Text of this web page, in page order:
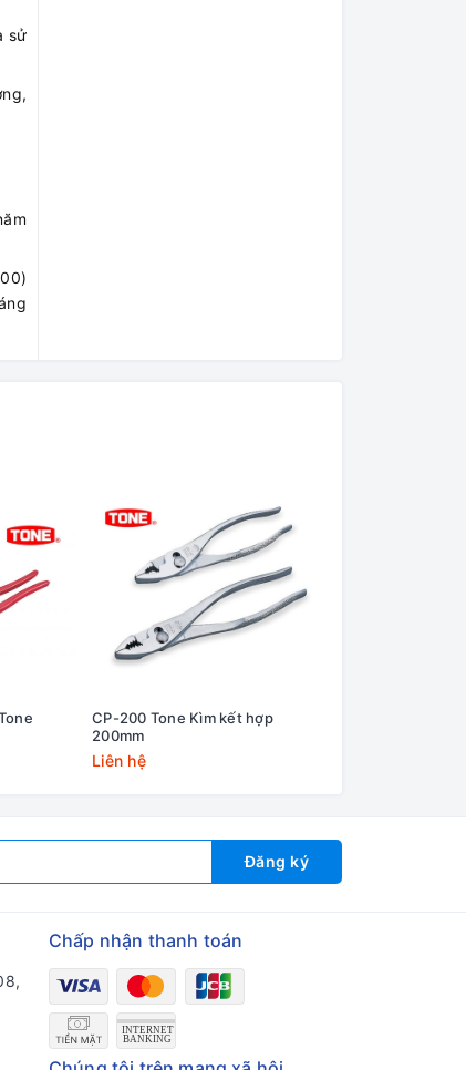
sử
CP-200 Tone Kìm kết hợp
200mm
Liên hệ
Đăng ký
Chấp nhận thanh toán